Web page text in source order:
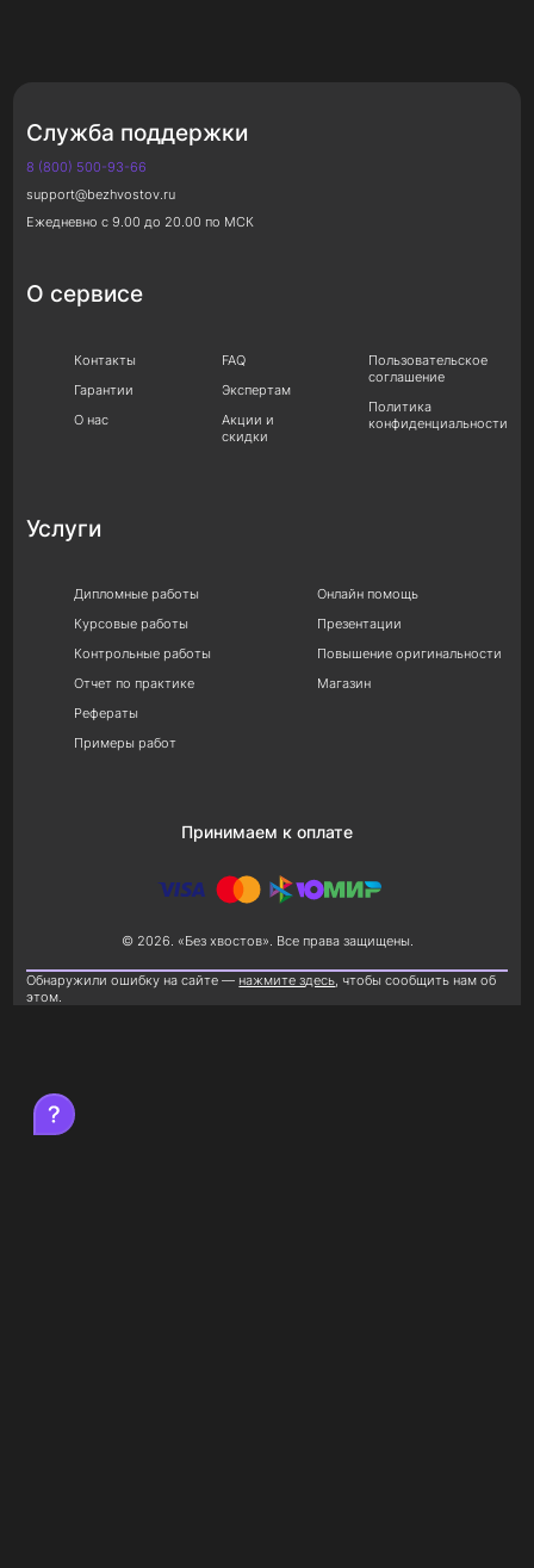
Служба поддержки
8 (800) 500-93-66
support@bezhvostov.ru
Ежедневно с 9.00 до 20.00 по МСК
О сервисе
Контакты
Гарантии
О нас
FAQ
Экспертам
Акции и
скидки
Пользовательское
соглашение
Политика
конфиденциальности
Услуги
Дипломные работы
Курсовые работы
Контрольные работы
Отчет по практике
Рефераты
Примеры работ
Онлайн помощь
Презентации
Повышение оригинальности
Магазин
Принимаем к оплате
© 2026. «Без хвостов». Все права защищены.
Обнаружили ошибку на сайте — нажмите здесь, чтобы сообщить нам об
этом.